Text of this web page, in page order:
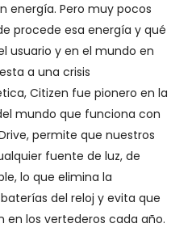
energía. Pero muy pocos
procede esa energía y qué
usuario y en el mundo en
a una crisis
Citizen fue pionero en la
mundo que funciona con
permite que nuestros
fuente de luz, de
lo que elimina la
del reloj y evita que
en los vertederos cada año.